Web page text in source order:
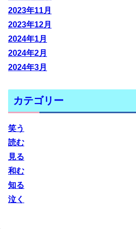
2023年11月
2023年12月
2024年1月
2024年2月
2024年3月
カテゴリー
笑う
読む
見る
和む
知る
泣く